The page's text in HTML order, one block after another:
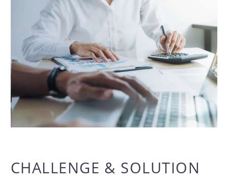
CHALLENGE & SOLUTION